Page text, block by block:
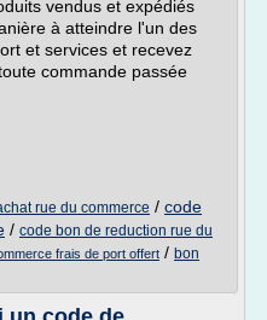
vendus et expédiés
à atteindre l'un des
et services et recevez
commande passée
rue du commerce / code
/ code bon de reduction rue du
frais de port offert / bon